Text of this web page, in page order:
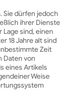
Sie dürfen jedoch
ihrer Dienste
Lage sind, einen
18 Jahre alt sind
Zeit
Daten von
eines Artikels
Weise